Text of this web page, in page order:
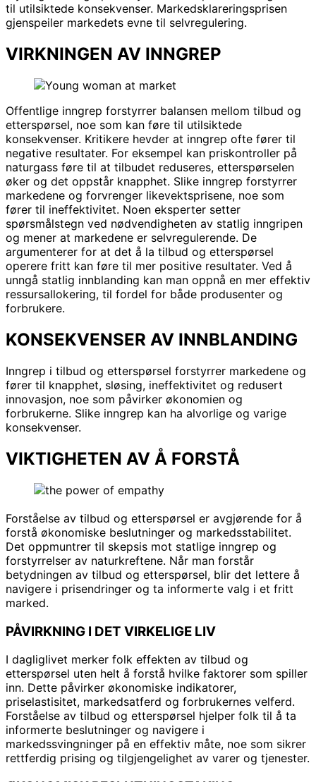
til utilsiktede konsekvenser. Markedsklareringsprisen
gjenspeiler markedets evne til selvregulering.
VIRKNINGEN AV INNGREP
Offentlige inngrep forstyrrer balansen mellom tilbud og
etterspørsel, noe som kan føre til utilsiktede
konsekvenser. Kritikere hevder at inngrep ofte fører til
negative resultater. For eksempel kan priskontroller på
naturgass føre til at tilbudet reduseres, etterspørselen
øker og det oppstår knapphet. Slike inngrep forstyrrer
markedene og forvrenger likevektsprisene, noe som
fører til ineffektivitet. Noen eksperter setter
spørsmålstegn ved nødvendigheten av statlig inngripen
og mener at markedene er selvregulerende. De
argumenterer for at det å la tilbud og etterspørsel
operere fritt kan føre til mer positive resultater. Ved å
unngå statlig innblanding kan man oppnå en mer effektiv
ressursallokering, til fordel for både produsenter og
forbrukere.
KONSEKVENSER AV INNBLANDING
Inngrep i tilbud og etterspørsel forstyrrer markedene og
fører til knapphet, sløsing, ineffektivitet og redusert
innovasjon, noe som påvirker økonomien og
forbrukerne. Slike inngrep kan ha alvorlige og varige
konsekvenser.
VIKTIGHETEN AV Å FORSTÅ
Forståelse av tilbud og etterspørsel er avgjørende for å
forstå økonomiske beslutninger og markedsstabilitet.
Det oppmuntrer til skepsis mot statlige inngrep og
forstyrrelser av naturkreftene. Når man forstår
betydningen av tilbud og etterspørsel, blir det lettere å
navigere i prisendringer og ta informerte valg i et fritt
marked.
PÅVIRKNING I DET VIRKELIGE LIV
I dagliglivet merker folk effekten av tilbud og
etterspørsel uten helt å forstå hvilke faktorer som spiller
inn. Dette påvirker økonomiske indikatorer,
priselastisitet, markedsatferd og forbrukernes velferd.
Forståelse av tilbud og etterspørsel hjelper folk til å ta
informerte beslutninger og navigere i
markedssvingninger på en effektiv måte, noe som sikrer
rettferdig prising og tilgjengelighet av varer og tjenester.